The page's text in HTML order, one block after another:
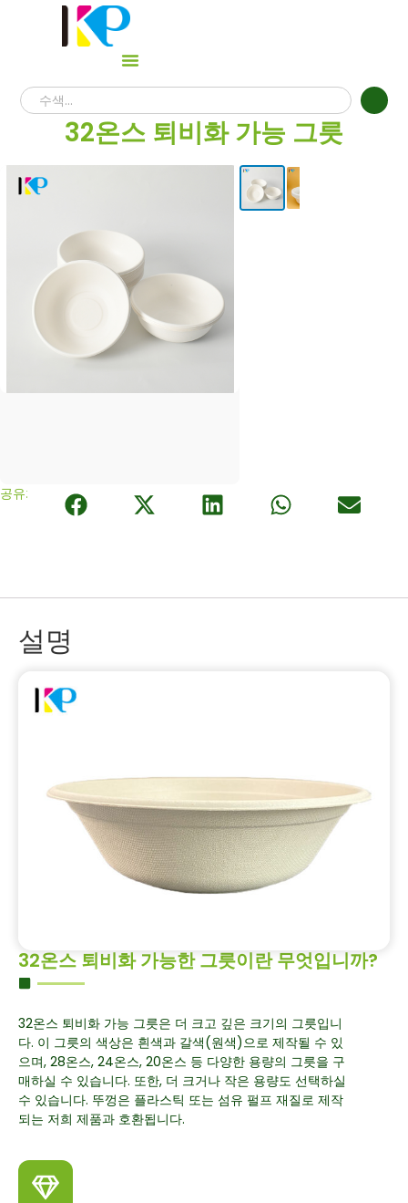
32온스 퇴비화 가능 그릇
공유:
설명
32온스 퇴비화 가능한 그릇이란 무엇입니까?
32온스 퇴비화 가능 그릇은 더 크고 깊은 크기의 그릇입니
다. 이 그릇의 색상은 흰색과 갈색(원색)으로 제작될 수 있
으며, 28온스, 24온스, 20온스 등 다양한 용량의 그릇을 구
매하실 수 있습니다. 또한, 더 크거나 작은 용량도 선택하실
수 있습니다. 뚜껑은 플라스틱 또는 섬유 펄프 재질로 제작
되는 저희 제품과 호환됩니다.